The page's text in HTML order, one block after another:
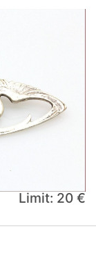
Limit: 20 €